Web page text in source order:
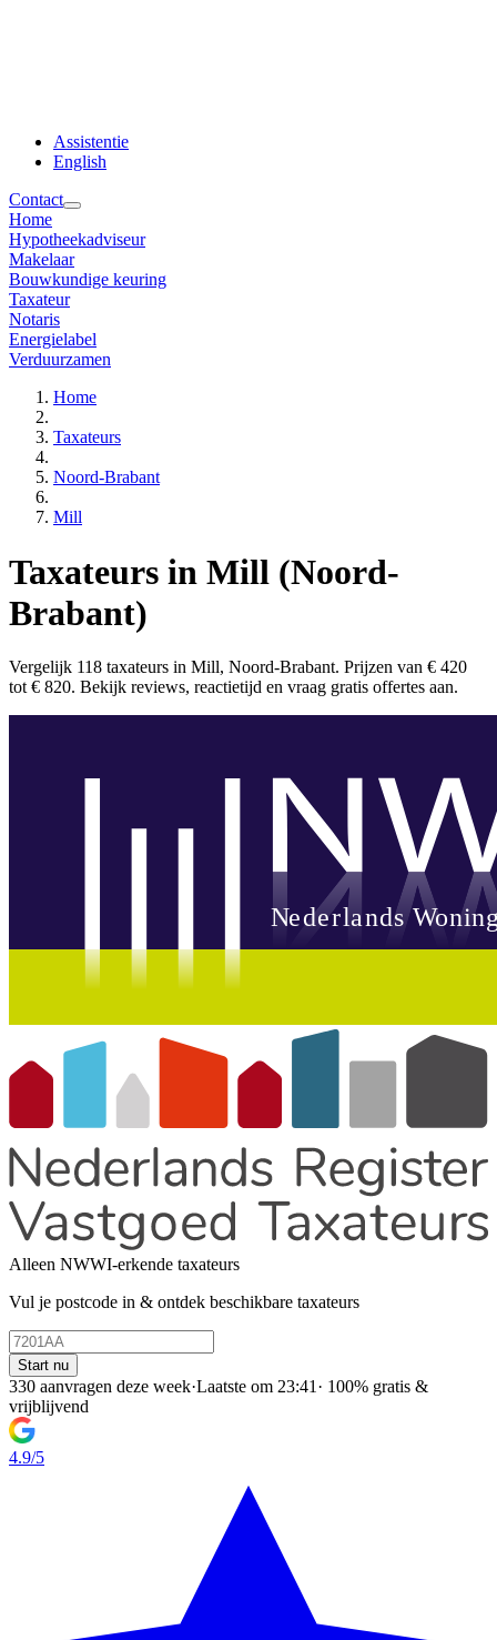
Assistentie
English
Contact
Home
Hypotheekadviseur
Makelaar
Bouwkundige keuring
Taxateur
Notaris
Energielabel
Verduurzamen
Home
Taxateurs
Noord-Brabant
Mill
Taxateurs in Mill (Noord-
Brabant)
Vergelijk 118 taxateurs in Mill, Noord-Brabant. Prijzen van € 420
tot € 820. Bekijk reviews, reactietijd en vraag gratis offertes aan.
Alleen NWWI-erkende taxateurs
Vul je postcode in & ontdek beschikbare taxateurs
Start nu
330 aanvragen deze week·Laatste om 23:41 · 100% gratis &
vrijblijvend
4.9/5